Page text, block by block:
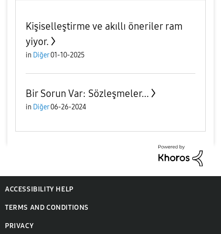
Kişiselleştirme ve akıllı öneriler ram
yiyor.
in Diğer 01-10-2025
Bir Sorun Var: Sözleşmeler...
in Diğer 06-26-2024
ACCESSIBILITY HELP
TERMS AND CONDITIONS
PRIVACY